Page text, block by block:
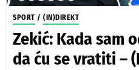
SPORT / (IN)DIREKT
Zekić: Kada sam
da ću se vratiti –